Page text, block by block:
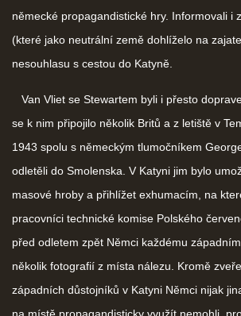
německé propagandistické hry. Informovali i
(které jako neutrální země dohlíželo na
nesouhlasu s cestou do Katyně.
Van Vliet se Stewartem byli i přesto
se k nim připojilo několik Britů a z letiště v
1943 spolu s německým tlumočníkem
odletěli do Smolenska. V Katyni jim bylo
masové hroby a přihlížet exhumacím, na
pracovníci technické komise Polského
před odletem zpět Němci každému
několik fotografií z místa nálezu. Kromě
západních důstojníků v Katyni Němci nijak